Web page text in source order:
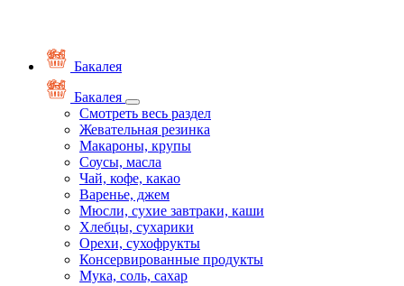
Бакалея
Бакалея
Смотреть весь раздел
Жевательная резинка
Макароны, крупы
Соусы, масла
Чай, кофе, какао
Варенье, джем
Мюсли, сухие завтраки, каши
Хлебцы, сухарики
Орехи, сухофрукты
Консервированные продукты
Мука, соль, сахар